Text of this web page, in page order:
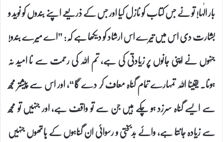
بار الٰہا! تو نے جس کتاب کو نازل کیا اور جس کے ذریعے اپنے بندوں کو نوید و
بشارت دی اس میں تیرے اس ارشاد کو دیکھا ہے کہ: ”اے میرے بندو!
جنہوں نے اپنی جانوں پر زیادتی کی ہے، تم اللہ کی رحمت سے نا امید نہ
ہونا۔ یقینا اللہ تمہارے تمام گناہ معاف کر دے گا“، اور اس سے پیشتر مجھ
سے ایسے گناہ سرزد ہو چکے ہیں جن سے تو واقف ہے، اور جنہیں تو مجھ
سے زیادہ جانتا ہے، وائے بدبختی و رسوائی ان گناہوں کے ہاتھوں جنہیں